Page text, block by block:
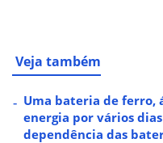
Veja também
Uma bateria de ferro,
energia por vários
dependência das